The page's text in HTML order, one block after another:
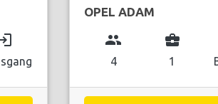
OPEL ADAM
group
4
business_center
1